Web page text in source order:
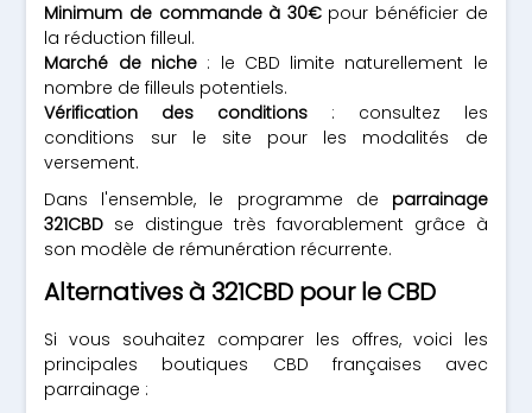
Minimum de commande à 30€pour bénéficier de
la réduction filleul.
Marché de niche: le CBD limite naturellement le
nombre de filleuls potentiels.
Vérification des conditions : consultez les
conditions sur le site pour les modalités de
versement.
Dans l'ensemble, le programme de parrainage
321CBD se distingue très favorablement grâce à
son modèle de rémunération récurrente.
Alternatives à 321CBD pour le CBD
Si vous souhaitez comparer les offres, voici les
principales boutiques CBD françaises avec
parrainage :